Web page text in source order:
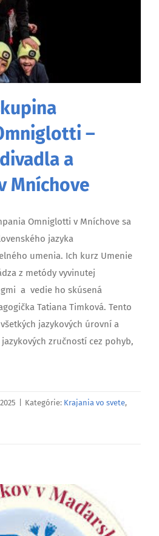
–
a
Mníchove
Omniglotti v Mníchove sa
jazyka
umenia. Ich kurz Umenie
z metódy vyvinutej
a vedie ho skúsená
Tatiana Timková. Tento
jazykových úrovní a
zručností cez pohyb,
Kategórie: Krajania vo svete,